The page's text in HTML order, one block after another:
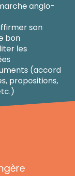
anglo-
son
bon
les
(accord
propositions,